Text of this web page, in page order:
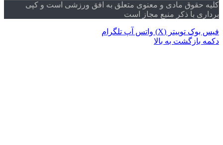
کلیه حقوق مادی و معنوی متعلق به افق ورزشی است و کپی
برداری با ذکر منبع مجاز است
فیس بوک توییتر (X) واتس آپ تلگرام
دکمه بازگشت به بالا